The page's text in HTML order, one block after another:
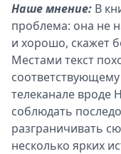
Наше мнение: В
проблема: она не
и хорошо, скажет
Местами текст
телеканале вроде
соблюдать
разграничивать
несколько ярких